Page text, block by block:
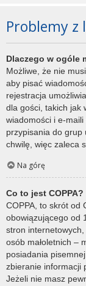
Problemy z
Dlaczego w ogóle
Możliwe, że nie
aby pisać
rejestracja
dla gości, takich jak
wiadomości i e-
przypisania do grup
chwilę, więc zaleca
Na górę
Co to jest COPPA?
COPPA, to skrót od
obowiązującego od
stron
osób małoletnich –
posiadania
zbieranie informacji
Jeżeli nie masz